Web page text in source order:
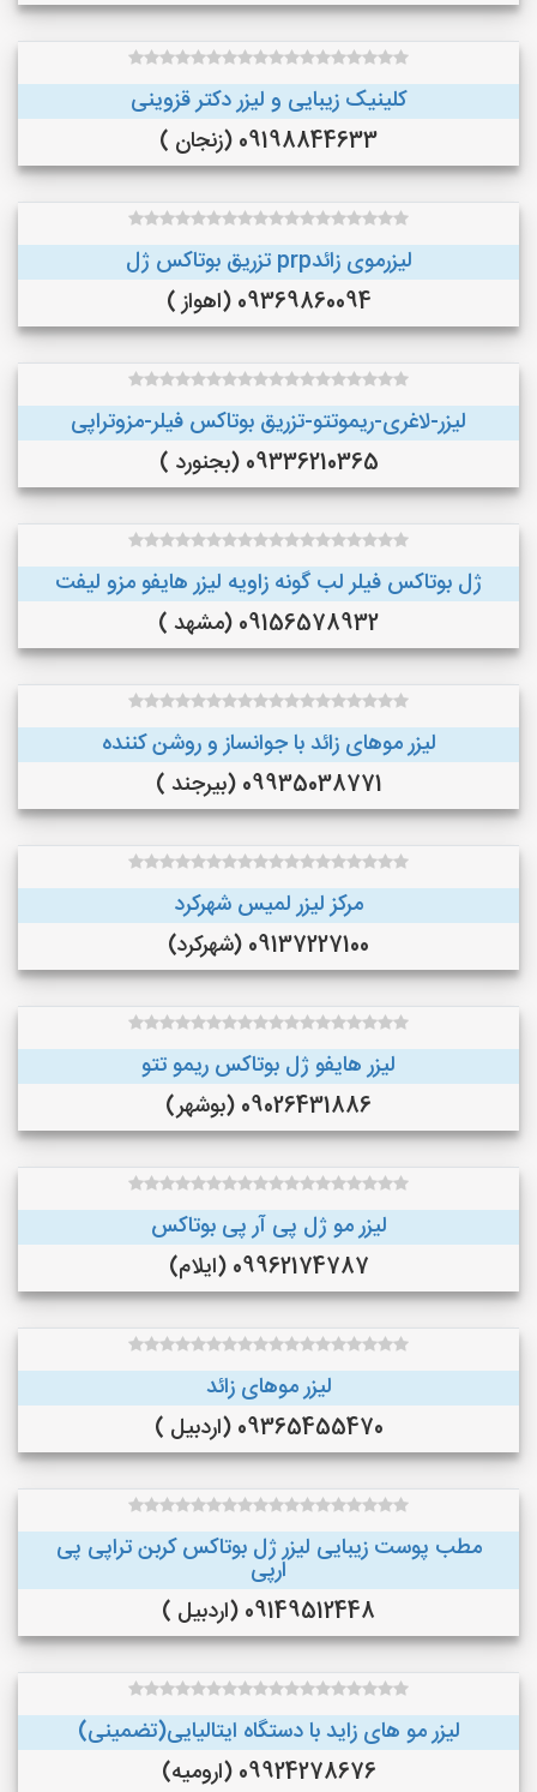
کلینیک زیبایی و لیزر دکتر قزوینی
09198844633 (زنجان )
لیزرموی زائدprp تزریق بوتاکس ژل
09369860094 (اهواز )
لیزر-لاغری-ریموتتو-تزریق بوتاکس فیلر-مزوتراپی
09336210365 (بجنورد )
ژل بوتاکس فیلر لب گونه زاویه لیزر هایفو مزو لیفت
09156578932 (مشهد )
لیزر موهای زائد با جوانساز و روشن کننده
09935038771 (بیرجند )
مرکز لیزر لمیس شهرکرد
09137227100 (شهرکرد)
لیزر هایفو ژل بوتاکس ریمو تتو
09026431886 (بوشهر)
لیزر مو ژل پی آر پی بوتاکس
09962174787 (ایلام)
لیزر موهای زائد
09365455470 (اردبیل )
مطب پوست زیبایی لیزر ژل بوتاکس کربن تراپی پی
ارپی
09149512448 (اردبیل )
لیزر مو های زاید با دستگاه ایتالیایی(تضمینی)
09924278676 (ارومیه)